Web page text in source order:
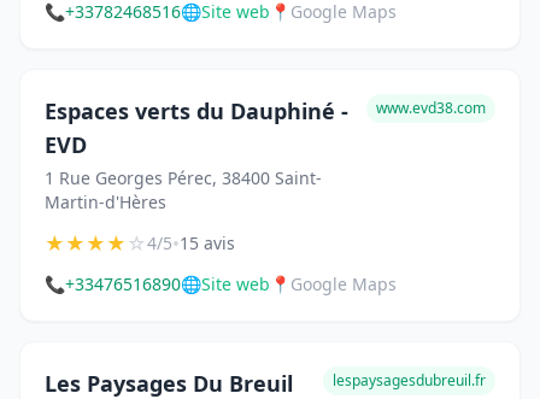
📞+33782468516🌐Site web 📍 Google Maps
Espaces verts du Dauphiné -
EVD
1 Rue Georges Pérec, 38400 Saint-
Martin-d'Hères
www.evd38.com
★★★★☆4/5•15 avis
📞+33476516890🌐Site web 📍 Google Maps
Les Paysages Du Breuil lespaysagesdubreuil.fr